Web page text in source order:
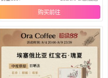
购买